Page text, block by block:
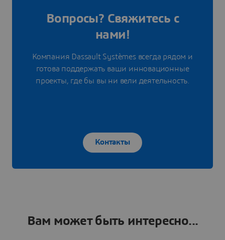
Вопросы? Свяжитесь с
нами!
Компания Dassault Systèmes всегда рядом и
готова поддержать ваши инновационные
проекты, где бы вы ни вели деятельность.
Контакты
Вам может быть интересно...